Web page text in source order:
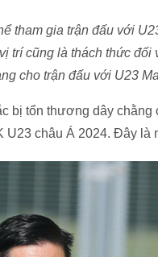
tham gia trận đấu với
trí cũng là thách thức
cho trận đấu với U23
bị tổn thương dây chằng
châu Á 2024. Đây là